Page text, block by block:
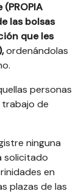
las bolsas
que les
ordenándolas
personas
trabajo de
ninguna
solicitado
en
plazas de las